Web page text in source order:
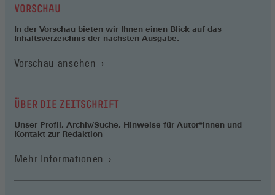
VORSCHAU
In der Vorschau bieten wir Ihnen einen Blick auf das
Inhaltsverzeichnis der nächsten Ausgabe.
Vorschau ansehen
ÜBER DIE ZEITSCHRIFT
Unser Profil, Archiv/Suche, Hinweise für Autor*innen und
Kontakt zur Redaktion
Mehr Informationen